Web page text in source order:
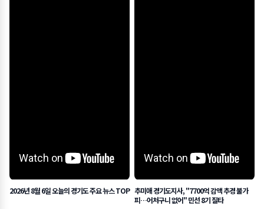
2026년 8월 6일 오늘의 경기도 주요 뉴스 TOP 추미애 경기도지사, "7700억 감액 추경 불가
피…어처구니 없어" 민선 8기 질타